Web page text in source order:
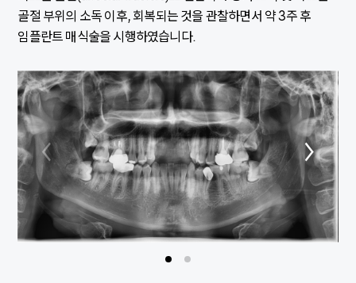
골절 부위의 소독 이후, 회복되는 것을 관찰하면서 약 3주 후
임플란트 매식술을 시행하였습니다.